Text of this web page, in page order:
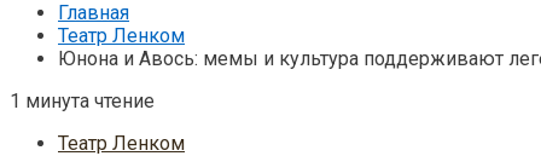
Главная
Театр Ленком
Юнона и Авось: мемы и культура поддерживают
1 минута чтение
Театр Ленком